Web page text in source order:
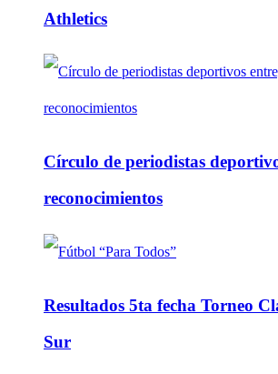
Athletics
Círculo de periodistas
reconocimientos
Resultados 5ta fecha Torneo
Sur